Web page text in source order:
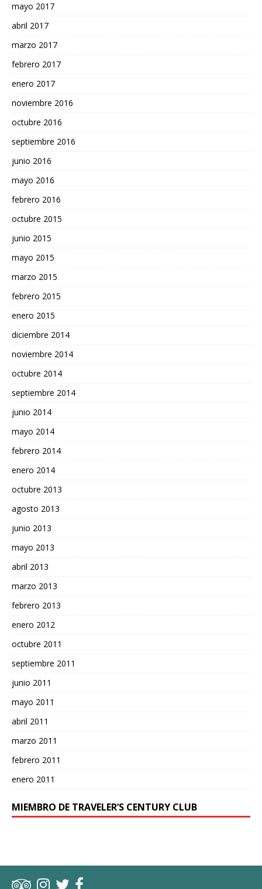
mayo 2017
abril 2017
marzo 2017
febrero 2017
enero 2017
noviembre 2016
octubre 2016
septiembre 2016
junio 2016
mayo 2016
febrero 2016
octubre 2015
junio 2015
mayo 2015
marzo 2015
febrero 2015
enero 2015
diciembre 2014
noviembre 2014
octubre 2014
septiembre 2014
junio 2014
mayo 2014
febrero 2014
enero 2014
octubre 2013
agosto 2013
junio 2013
mayo 2013
abril 2013
marzo 2013
febrero 2013
enero 2012
octubre 2011
septiembre 2011
junio 2011
mayo 2011
abril 2011
marzo 2011
febrero 2011
enero 2011
MIEMBRO DE TRAVELER’S CENTURY CLUB